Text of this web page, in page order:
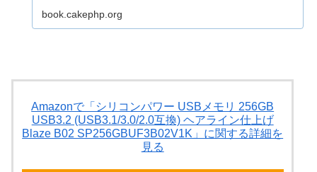
book.cakephp.org
Amazonで「シリコンパワー USBメモリ 256GB
USB3.2 (USB3.1/3.0/2.0互換) ヘアライン仕上げ
Blaze B02 SP256GBUF3B02V1K」に関する詳細を
見る